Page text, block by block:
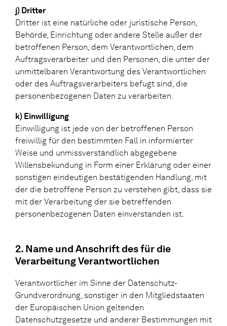
j) Dritter
Dritter ist eine natürliche oder juristische Person,
Behörde, Einrichtung oder andere Stelle außer der
betroffenen Person, dem Verantwortlichen, dem
Auftragsverarbeiter und den Personen, die unter der
unmittelbaren Verantwortung des Verantwortlichen
oder des Auftragsverarbeiters befugt sind, die
personenbezogenen Daten zu verarbeiten.
k) Einwilligung
Einwilligung ist jede von der betroffenen Person
freiwillig für den bestimmten Fall in informierter
Weise und unmissverständlich abgegebene
Willensbekundung in Form einer Erklärung oder einer
sonstigen eindeutigen bestätigenden Handlung, mit
der die betroffene Person zu verstehen gibt, dass sie
mit der Verarbeitung der sie betreffenden
personenbezogenen Daten einverstanden ist.
2. Name und Anschrift des für die
Verarbeitung Verantwortlichen
Verantwortlicher im Sinne der Datenschutz-
Grundverordnung, sonstiger in den Mitgliedstaaten
der Europäischen Union geltenden
Datenschutzgesetze und anderer Bestimmungen mit